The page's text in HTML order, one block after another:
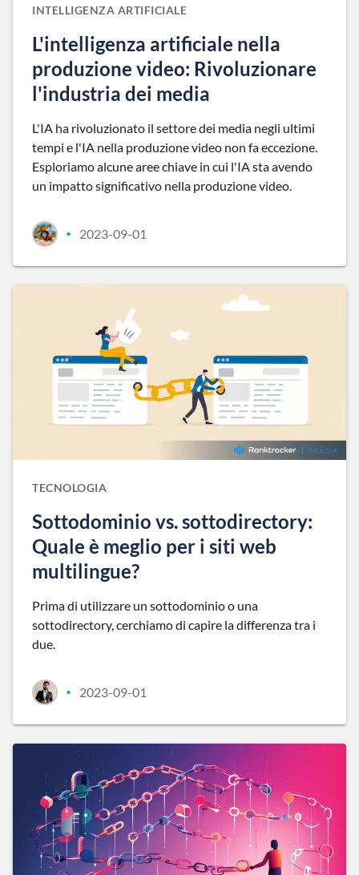
INTELLIGENZA ARTIFICIALE
L'intelligenza artificiale nella
produzione video: Rivoluzionare
l'industria dei media
L'IA ha rivoluzionato il settore dei media negli ultimi
tempi e l'IA nella produzione video non fa eccezione.
Esploriamo alcune aree chiave in cui l'IA sta avendo
un impatto significativo nella produzione video.
• 2023-09-01
TECNOLOGIA
Sottodominio vs. sottodirectory:
Quale è meglio per i siti web
multilingue?
Prima di utilizzare un sottodominio o una
sottodirectory, cerchiamo di capire la differenza tra i
due.
• 2023-09-01